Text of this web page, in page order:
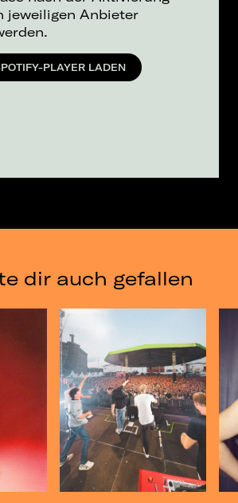
jeweiligen Anbieter
PLAYER LADEN
dir auch gefallen